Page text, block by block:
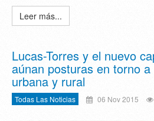
Leer más...
Lucas-Torres y el nuevo
aúnan posturas en torno
urbana y rural
Todas Las Noticias 06 Nov 2015